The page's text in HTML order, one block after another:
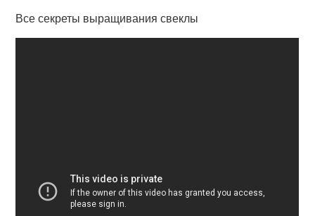
Все секреты выращивания свеклы